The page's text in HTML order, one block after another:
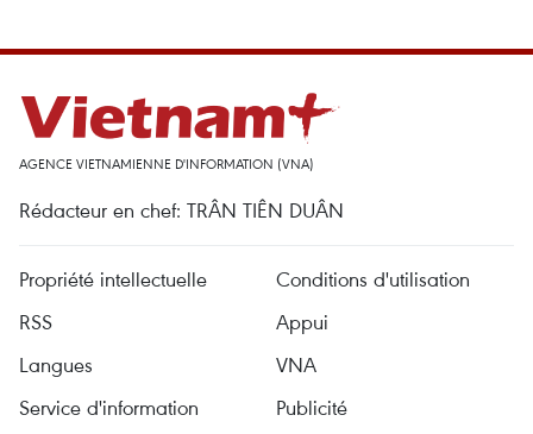
AGENCE VIETNAMIENNE D'INFORMATION (VNA)
Rédacteur en chef: TRÂN TIÊN DUÂN
Propriété intellectuelle
Conditions d'utilisation
RSS
Appui
Langues
VNA
Service d'information
Publicité